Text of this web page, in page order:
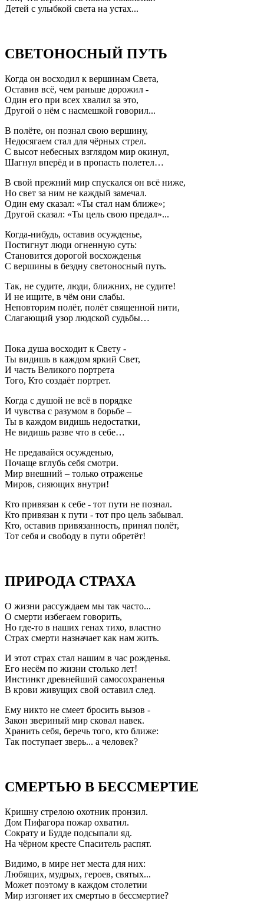
Детей с улыбкой света на устах...
СВЕТОНОСНЫЙ ПУТЬ
Когда он восходил к вершинам Света,
Оставив всё, чем раньше дорожил -
Один его при всех хвалил за это,
Другой о нём с насмешкой говорил...
В полёте, он познал свою вершину,
Недосягаем стал для чёрных стрел.
С высот небесных взглядом мир окинул,
Шагнул вперёд и в пропасть полетел…
В свой прежний мир спускался он всё ниже,
Но свет за ним не каждый замечал.
Один ему сказал: «Ты стал нам ближе»;
Другой сказал: «Ты цель свою предал»...
Когда-нибудь, оставив осужденье,
Постигнут люди огненную суть:
Становится дорогой восхожденья
С вершины в бездну светоносный путь.
Так, не судите, люди, ближних, не судите!
И не ищите, в чём они слабы.
Неповторим полёт, полёт священной нити,
Слагающий узор людской судьбы…
Пока душа восходит к Свету -
Ты видишь в каждом яркий Свет,
И часть Великого портрета
Того, Кто создаёт портрет.
Когда с душой не всё в порядке
И чувства с разумом в борьбе –
Ты в каждом видишь недостатки,
Не видишь разве что в себе…
Не предавайся осужденью,
Почаще вглубь себя смотри.
Мир внешний – только отраженье
Миров, сияющих внутри!
Кто привязан к себе - тот пути не познал.
Кто привязан к пути - тот про цель забывал.
Кто, оставив привязанность, принял полёт,
Тот себя и свободу в пути обретёт!
ПРИРОДА СТРАХА
О жизни рассуждаем мы так часто...
О смерти избегаем говорить,
Но где-то в наших генах тихо, властно
Страх смерти назначает как нам жить.
И этот страх стал нашим в час рожденья.
Его несём по жизни столько лет!
Инстинкт древнейший самосохраненья
В крови живущих свой оставил след.
Ему никто не смеет бросить вызов -
Закон звериный мир сковал навек.
Хранить себя, беречь того, кто ближе:
Так поступает зверь... а человек?
СМЕРТЬЮ В БЕССМЕРТИЕ
Кришну стрелою охотник пронзил.
Дом Пифагора пожар охватил.
Сократу и Будде подсыпали яд.
На чёрном кресте Спаситель распят.
Видимо, в мире нет места для них:
Любящих, мудрых, героев, святых...
Может поэтому в каждом столетии
Мир изгоняет их смертью в бессмертие?